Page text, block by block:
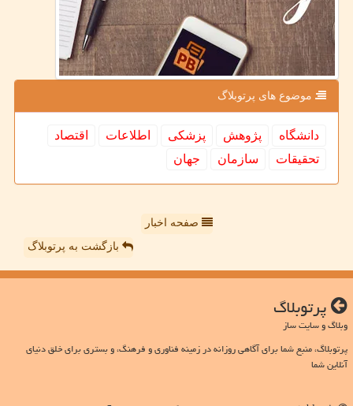
موضوع های پرتوبلاگ
دانشگاه پژوهش پزشكی اطلاعات
اقتصاد
تحقیقات
سازمان جهان
صفحه اخبار
بازگشت به پرتوبلاگ
پرتوبلاگ
وبلاگ و سایت ساز
پرتوبلاگ، منبع شما برای آگاهی روزانه در زمینه فناوری و فرهنگ، و بستری برای خلق دنیای
آنلاین شما